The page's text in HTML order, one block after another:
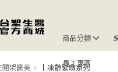
商品分類
員工專區
架醫美 ┃凍齡緊緻系列